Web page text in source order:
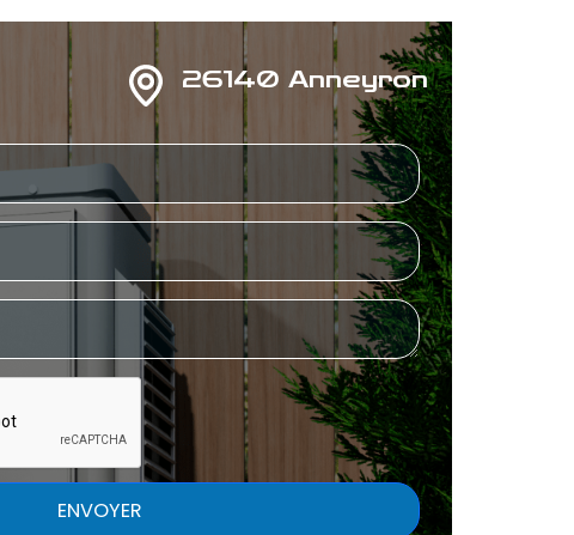
26140 Anneyron
ENVOYER